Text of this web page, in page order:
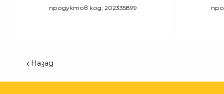
продуктов код: 202335899
Назад